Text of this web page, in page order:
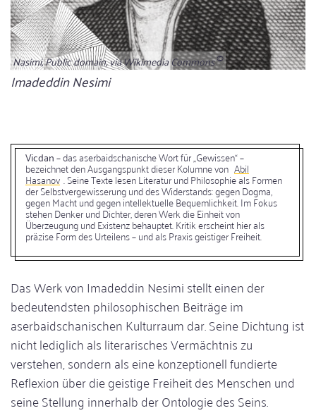
Nasimi, Public domain, via Wikimedia Commons
Bildunterschrift
Imadeddin Nesimi
Vicdan– das aserbaidschanische Wort für „Gewissen“ –
bezeichnet den Ausgangspunkt dieser Kolumne von Abil
Hasanov . Seine Texte lesen Literatur und Philosophie als Formen
der Selbstvergewisserung und des Widerstands: gegen Dogma,
gegen Macht und gegen intellektuelle Bequemlichkeit. Im Fokus
stehen Denker und Dichter, deren Werk die Einheit von
Überzeugung und Existenz behauptet. Kritik erscheint hier als
präzise Form des Urteilens – und als Praxis geistiger Freiheit.
Das Werk von Imadeddin Nesimi stellt einen der
bedeutendsten philosophischen Beiträge im
aserbaidschanischen Kulturraum dar. Seine Dichtung ist
nicht lediglich als literarisches Vermächtnis zu
verstehen, sondern als eine konzeptionell fundierte
Reflexion über die geistige Freiheit des Menschen und
seine Stellung innerhalb der Ontologie des Seins.